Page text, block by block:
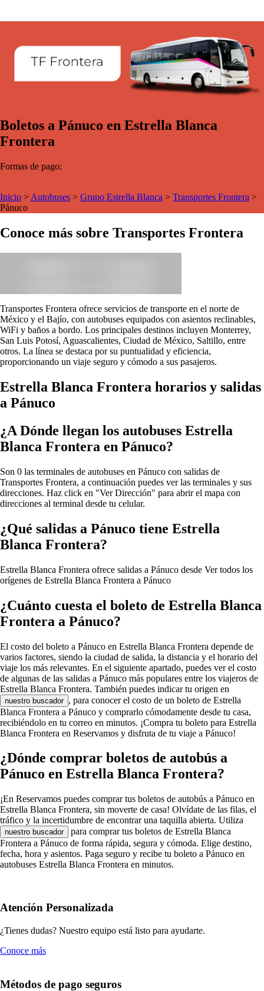
Boletos a Pánuco en Estrella Blanca
Frontera
Formas de pago:
Inicio > Autobuses > Grupo Estrella Blanca > Transportes Frontera >
Pánuco
Conoce más sobre Transportes Frontera
Transportes Frontera ofrece servicios de transporte en el norte de
México y el Bajío, con autobuses equipados con asientos reclinables,
WiFi y baños a bordo. Los principales destinos incluyen Monterrey,
San Luis Potosí, Aguascalientes, Ciudad de México, Saltillo, entre
otros. La línea se destaca por su puntualidad y eficiencia,
proporcionando un viaje seguro y cómodo a sus pasajeros.
Estrella Blanca Frontera horarios y salidas
a Pánuco
¿A Dónde llegan los autobuses Estrella
Blanca Frontera en Pánuco?
Son 0 las terminales de autobuses en Pánuco con salidas de
Transportes Frontera, a continuación puedes ver las terminales y sus
direcciones. Haz click en "Ver Dirección" para abrir el mapa con
direcciones al terminal desde tu celular.
¿Qué salidas a Pánuco tiene Estrella
Blanca Frontera?
Estrella Blanca Frontera ofrece salidas a Pánuco desde Ver todos los
orígenes de Estrella Blanca Frontera a Pánuco
¿Cuánto cuesta el boleto de Estrella Blanca
Frontera a Pánuco?
El costo del boleto a Pánuco en Estrella Blanca Frontera depende de
varios factores, siendo la ciudad de salida, la distancia y el horario del
viaje los más relevantes. En el siguiente apartado, puedes ver el costo
de algunas de las salidas a Pánuco más populares entre los viajeros de
Estrella Blanca Frontera. También puedes indicar tu origen en
nuestro buscador , para conocer el costo de un boleto de Estrella
Blanca Frontera a Pánuco y comprarlo cómodamente desde tu casa,
recibiéndolo en tu correo en minutos. ¡Compra tu boleto para Estrella
Blanca Frontera en Reservamos y disfruta de tu viaje a Pánuco!
¿Dónde comprar boletos de autobús a
Pánuco en Estrella Blanca Frontera?
¡En Reservamos puedes comprar tus boletos de autobús a Pánuco en
Estrella Blanca Frontera, sin moverte de casa! Olvídate de las filas, el
tráfico y la incertidumbre de encontrar una taquilla abierta. Utiliza
nuestro buscador
para comprar tus boletos de Estrella Blanca
Frontera a Pánuco de forma rápida, segura y cómoda. Elige destino,
fecha, hora y asientos. Paga seguro y recibe tu boleto a Pánuco en
autobuses Estrella Blanca Frontera en minutos.
Atención Personalizada
¿Tienes dudas? Nuestro equipo está listo para ayudarte.
Conoce más
Métodos de pago seguros